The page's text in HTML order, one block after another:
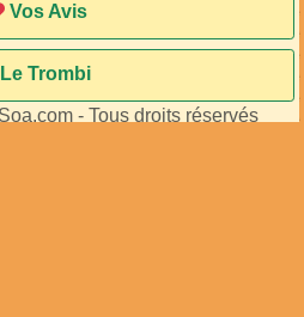
Vos Avis
Le Trombi
- Tous droits réservés